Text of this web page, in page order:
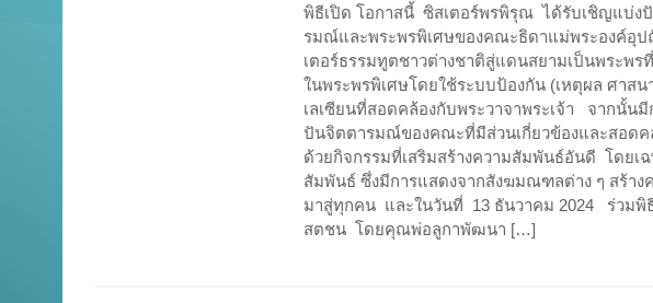
พิธีเปิด โอกาสนี้ ซิสเตอร์พรพิรุณ ได้รับเชิญแบ่ง
รมณ์และพระพรพิเศษของคณะธิดาแม่พระองค์อุป
เตอร์ธรรมทูตชาวต่างชาติสู่แดนสยามเป็นพระพ
ในพระพรพิเศษโดยใช้ระบบป้องกัน (เหตุผล ศาส
เลเซียนที่สอดคล้องกับพระวาจาพระเจ้า จากนั้น
ปันจิตตารมณ์ของคณะที่มีส่วนเกี่ยวข้องและสอด
ด้วยกิจกรรมที่เสริมสร้างความสัมพันธ์อันดี โดยเ
สัมพันธ์ ซึ่งมีการแสดงจากสังฆมณฑลต่าง ๆ สร้า
มาสู่ทุกคน และในวันที่ 13 ธันวาคม 2024 ร่วม
สตชน โดยคุณพ่อลูกาพัฒนา […]